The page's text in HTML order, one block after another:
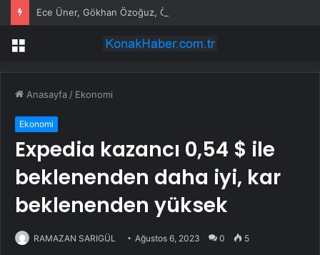
Menü
Anasayfa / Ekonomi
Ekonomi
Expedia kazancı 0,54 $ ile
beklenenden daha iyi, kar
beklenenden yüksek
RAMAZAN SARIGÜL Ağustos 6, 2023 0 5